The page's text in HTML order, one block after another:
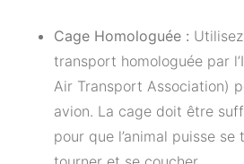
Cage Homologuée :
transport homologuée par
Air Transport Association)
avion. La cage doit être
pour que l’animal puisse